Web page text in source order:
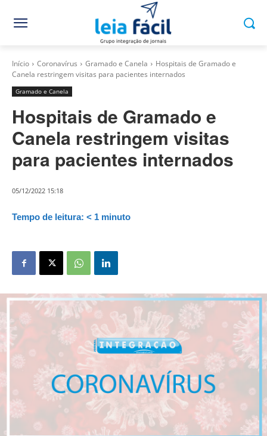
Início Coronavírus Gramado e Canela
Hospitais de Gramado e
Canela restringem visitas para pacientes internados
Gramado e Canela
Hospitais de Gramado e
Canela restringem visitas
para pacientes internados
05/12/2022 15:18
Tempo de leitura: < 1 minuto